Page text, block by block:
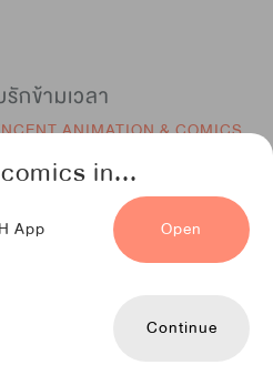
in...
App Open
Continue
กข้ามเวลา
ANIMATION & COMICS
ะดุดรักคุณบอสหูแมว